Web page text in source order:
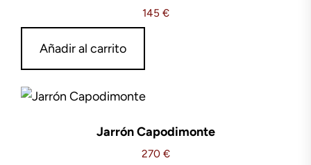
145 €
Añadir al carrito
Jarrón Capodimonte
270 €